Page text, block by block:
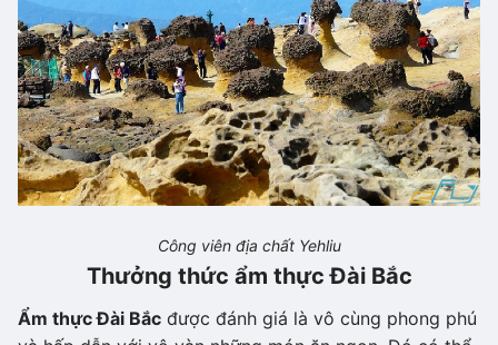
Công viên địa chất Yehliu
Thưởng thức ẩm thực Đài Bắc
Ẩm thực Đài Bắc được đánh giá là vô cùng phong phú